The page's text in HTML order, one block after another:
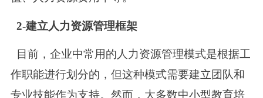
2-建立人力资源管理框架
目前，企业中常用的人力资源管理模式是根据工
作职能进行划分的，但这种模式需要建立团队和
专业技能作为支持。然而，大多数中小型教育培